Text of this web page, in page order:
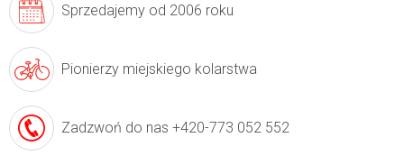
Sprzedajemy od 2006 roku
Pionierzy miejskiego kolarstwa
Zadzwoń do nas +420-773 052 552